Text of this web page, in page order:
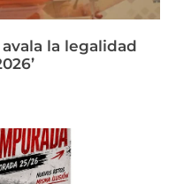
la legalidad